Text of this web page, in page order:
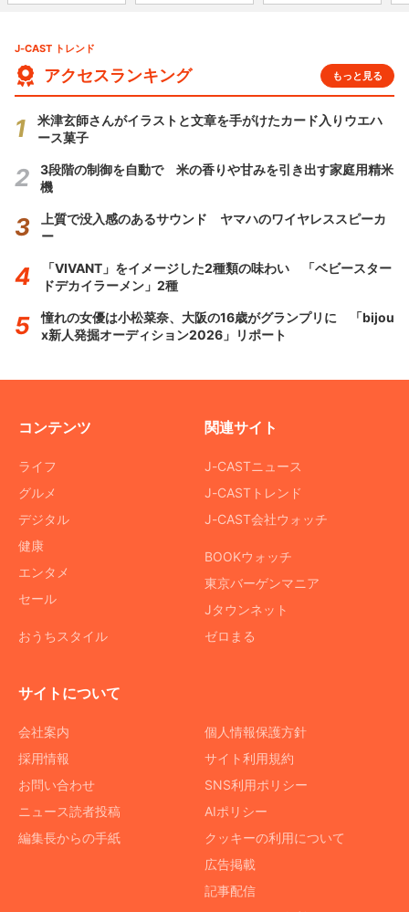
J-CAST トレンド
アクセスランキング もっと見る
米津玄師さんがイラストと文章を手がけたカード入りウエハ
ース菓子
3段階の制御を自動で 米の香りや甘みを引き出す家庭用精米
機
上質で没入感のあるサウンド ヤマハのワイヤレススピーカ
ー
「VIVANT」をイメージした2種類の味わい 「ベビースター
ドデカイラーメン」2種
憧れの女優は小松菜奈、大阪の16歳がグランプリに 「bijou
x新人発掘オーディション2026」リポート
コンテンツ
ライフ
グルメ
デジタル
健康
エンタメ
セール
おうちスタイル
関連サイト
J-CASTニュース
J-CASTトレンド
J-CAST会社ウォッチ
BOOKウォッチ
東京バーゲンマニア
Jタウンネット
ゼロまる
サイトについて
会社案内
採用情報
お問い合わせ
ニュース読者投稿
編集長からの手紙
個人情報保護方針
サイト利用規約
SNS利用ポリシー
AIポリシー
クッキーの利用について
広告掲載
記事配信